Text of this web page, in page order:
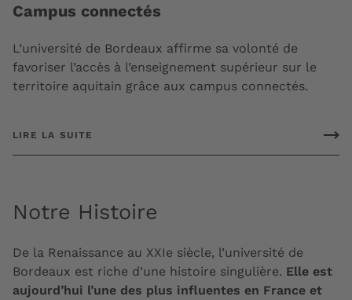
Campus connectés
L’université de Bordeaux affirme sa volonté de
favoriser l’accès à l’enseignement supérieur sur le
territoire aquitain grâce aux campus connectés.
LIRE LA SUITE
Notre Histoire
De la Renaissance au XXIe siècle, l’université de
Bordeaux est riche d’une histoire singulière. Elle est
aujourd’hui l’une des plus influentes en France et